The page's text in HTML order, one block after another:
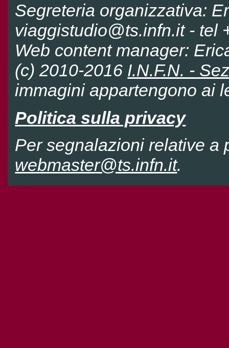
Segreteria organizzativa:
viaggistudio@ts.infn.it - tel
Web content manager:
(c) 2010-2016 I.N.F.N. -
immagini appartengono ai
Politica sulla privacy
Per segnalazioni relative a
webmaster@ts.infn.it.